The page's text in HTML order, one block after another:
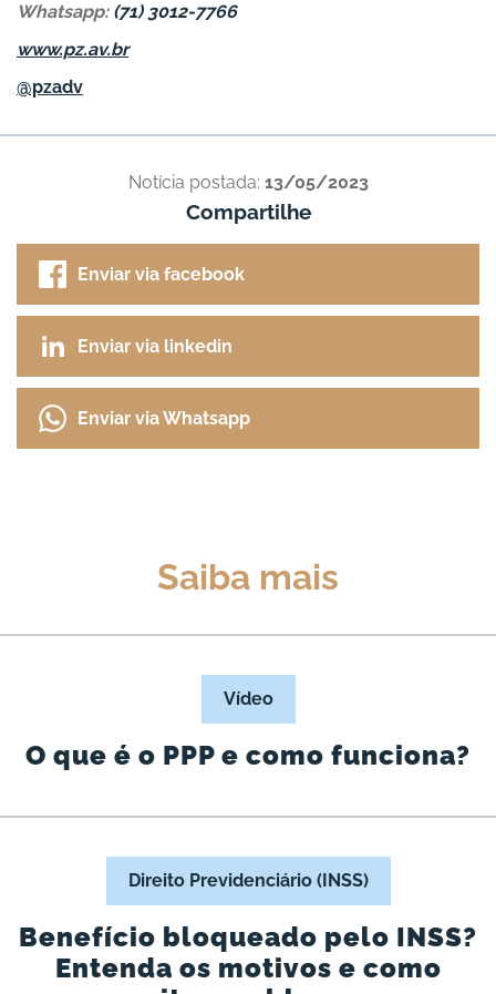
Whatsapp: (71) 3012-7766
www.pz.av.br
@pzadv
Notícia postada: 13/05/2023
Compartilhe
Enviar via facebook
Enviar via linkedin
Enviar via Whatsapp
Saiba mais
Vídeo
O que é o PPP e como funciona?
Direito Previdenciário (INSS)
Benefício bloqueado pelo INSS?
Entenda os motivos e como